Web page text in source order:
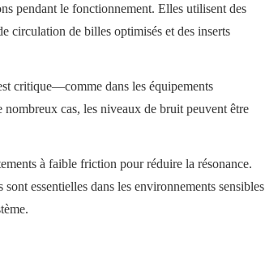
pendant le fonctionnement. Elles utilisent des
circulation de billes optimisés et des inserts
critique—comme dans les équipements
cas, les niveaux de bruit peuvent être
à faible friction pour réduire la résonance.
essentielles dans les environnements sensibles